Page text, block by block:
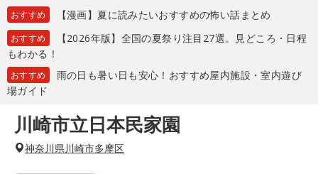
おすすめ 【漫画】夏に読みたいおすすめの怖い話まとめ
おすすめ
【2026年版】全国の夏祭り注目27選。見どころ・日程
もわかる！
おすすめ
雨の日も暑い日も安心！おすすめ屋内施設・室内遊び
場ガイド
川崎市立日本民家園
神奈川県川崎市多摩区